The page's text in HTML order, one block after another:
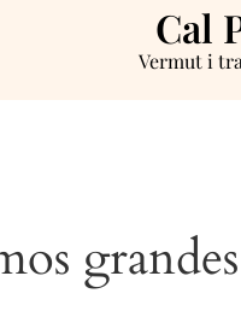
Cal
Vermut i